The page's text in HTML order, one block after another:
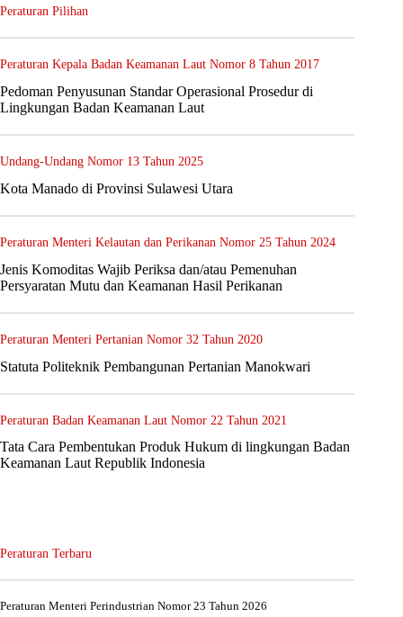
Peraturan Pilihan
Peraturan Kepala Badan Keamanan Laut Nomor 8 Tahun 2017
Pedoman Penyusunan Standar Operasional Prosedur di
Lingkungan Badan Keamanan Laut
Undang-Undang Nomor 13 Tahun 2025
Kota Manado di Provinsi Sulawesi Utara
Peraturan Menteri Kelautan dan Perikanan Nomor 25 Tahun 2024
Jenis Komoditas Wajib Periksa dan/atau Pemenuhan
Persyaratan Mutu dan Keamanan Hasil Perikanan
Peraturan Menteri Pertanian Nomor 32 Tahun 2020
Statuta Politeknik Pembangunan Pertanian Manokwari
Peraturan Badan Keamanan Laut Nomor 22 Tahun 2021
Tata Cara Pembentukan Produk Hukum di lingkungan Badan
Keamanan Laut Republik Indonesia
Peraturan Terbaru
Peraturan Menteri Perindustrian Nomor 23 Tahun 2026